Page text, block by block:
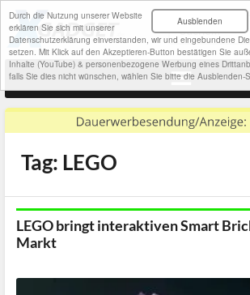
Ausblenden
Durch die Nutzung unserer Website
erklären Sie sich mit unserer
Datenschutzerklärung einverstanden, wir und eingebundene
setzen. Mit Klick auf den Akzeptieren-Button bestätigen Sie
Inhalte (YouTube) & personenbezogene Werbung eines
falls Sie dies nicht wünschen, wählen Sie bitte die Ausblenden-
Tag: LEGO
LEGO bringt interaktiven Smart
Markt